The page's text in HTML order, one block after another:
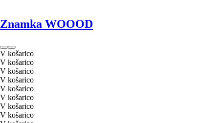
Znamka WOOOD
V košarico
V košarico
V košarico
V košarico
V košarico
V košarico
V košarico
V košarico